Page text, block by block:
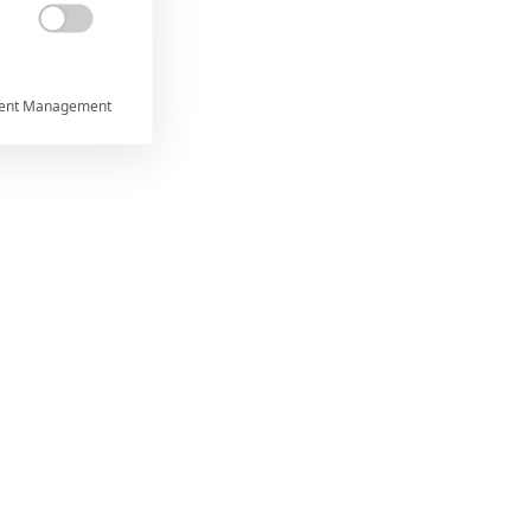

Management